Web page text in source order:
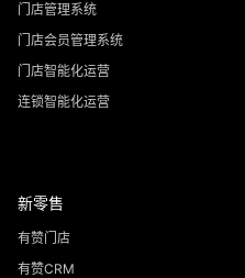
门店管理系统
门店会员管理系统
门店智能化运营
连锁智能化运营
新零售
有赞门店
有赞CRM